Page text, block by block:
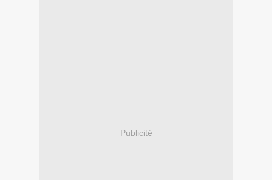
Publicité